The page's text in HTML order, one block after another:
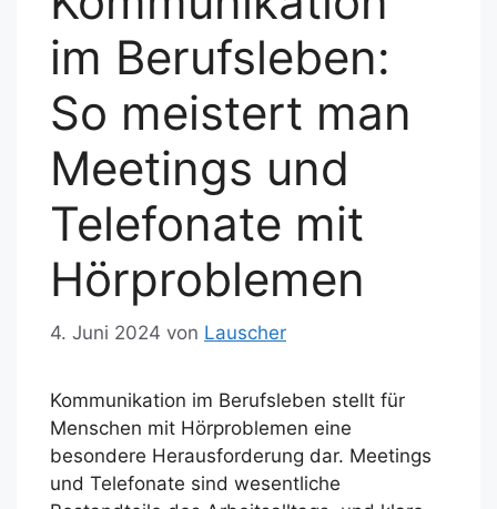
im Berufsleben:
So meistert man
Meetings und
Telefonate mit
Hörproblemen
4. Juni 2024 von Lauscher
Kommunikation im Berufsleben stellt für
Menschen mit Hörproblemen eine
besondere Herausforderung dar. Meetings
und Telefonate sind wesentliche